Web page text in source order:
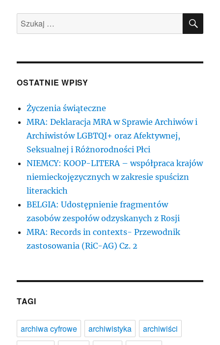
Szukaj:
OSTATNIE WPISY
Życzenia świąteczne
MRA: Deklaracja MRA w Sprawie Archiwów i
Archiwistów LGBTQI+ oraz Afektywnej,
Seksualnej i Różnorodności Płci
NIEMCY: KOOP-LITERA – współpraca krajów
niemieckojęzycznych w zakresie spuścizn
literackich
BELGIA: Udostępnienie fragmentów
zasobów zespołów odzyskanych z Rosji
MRA: Records in contexts- Przewodnik
zastosowania (RiC-AG) Cz. 2
TAGI
archiwa cyfrowe archiwistyka
archiwiści